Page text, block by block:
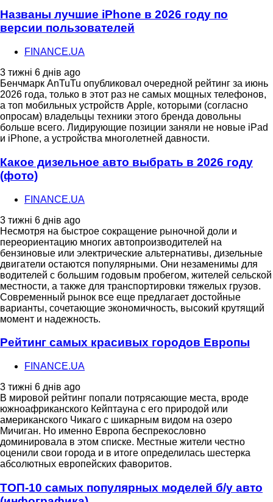
Названы лучшие iPhone в 2026 году по
версии пользователей
FINANCE.UA
3 тижні 6 днів ago
Бенчмарк AnTuTu опубликовал очередной рейтинг за июнь
2026 года, только в этот раз не самых мощных телефонов,
а топ мобильных устройств Apple, которыми (согласно
опросам) владельцы техники этого бренда довольны
больше всего. Лидирующие позиции заняли не новые iPad
и iPhone, а устройства многолетней давности.
Какое дизельное авто выбрать в 2026 году
(фото)
FINANCE.UA
3 тижні 6 днів ago
Несмотря на быстрое сокращение рыночной доли и
переориентацию многих автопроизводителей на
бензиновые или электрические альтернативы, дизельные
двигатели остаются популярными. Они незаменимы для
водителей с большим годовым пробегом, жителей сельской
местности, а также для транспортировки тяжелых грузов.
Современный рынок все еще предлагает достойные
варианты, сочетающие экономичность, высокий крутящий
момент и надежность.
Рейтинг самых красивых городов Европы
FINANCE.UA
3 тижні 6 днів ago
В мировой рейтинг попали потрясающие места, вроде
южноафриканского Кейптауна с его природой или
американского Чикаго с шикарным видом на озеро
Мичиган. Но именно Европа беспрекословно
доминировала в этом списке. Местные жители честно
оценили свои города и в итоге определилась шестерка
абсолютных европейских фаворитов.
ТОП-10 самых популярных моделей б/у авто